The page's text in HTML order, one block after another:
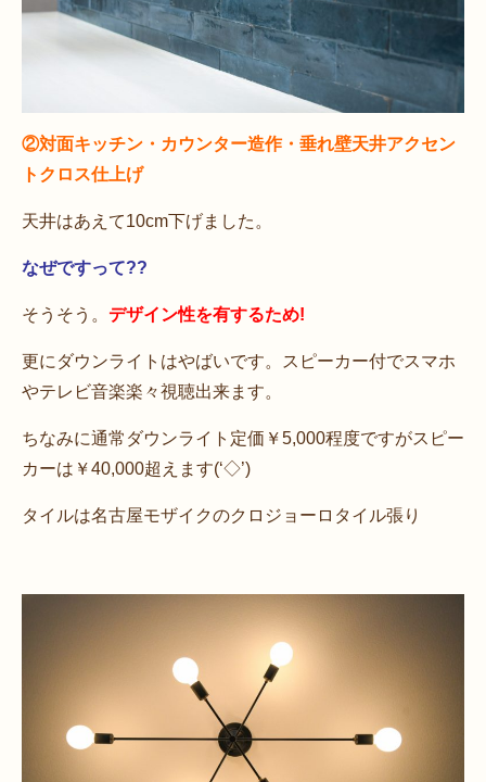
②対面キッチン・カウンター造作・垂れ壁天井アクセン
トクロス仕上げ
天井はあえて10cm下げました。
なぜですって??
そうそう。 デザイン性を有するため!
更にダウンライトはやばいです。スピーカー付でスマホ
やテレビ音楽楽々視聴出来ます。
ちなみに通常ダウンライト定価￥5,000程度ですがスピー
カーは￥40,000超えます(‘◇’)ゞ
タイルは名古屋モザイクのクロジョーロタイル張り